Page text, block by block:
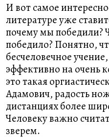
И вот самое
литературе уже
почему мы победили?
победило? Понятно,
бесчеловечное
эффективно на очень
это такая
Адамович, радость
дистанциях более
Человеку важно
зверем.